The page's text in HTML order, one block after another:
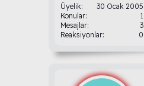
Üyelik
30 Ocak 2005
Konular
1
Mesajlar
3
Reaksiyonlar
0